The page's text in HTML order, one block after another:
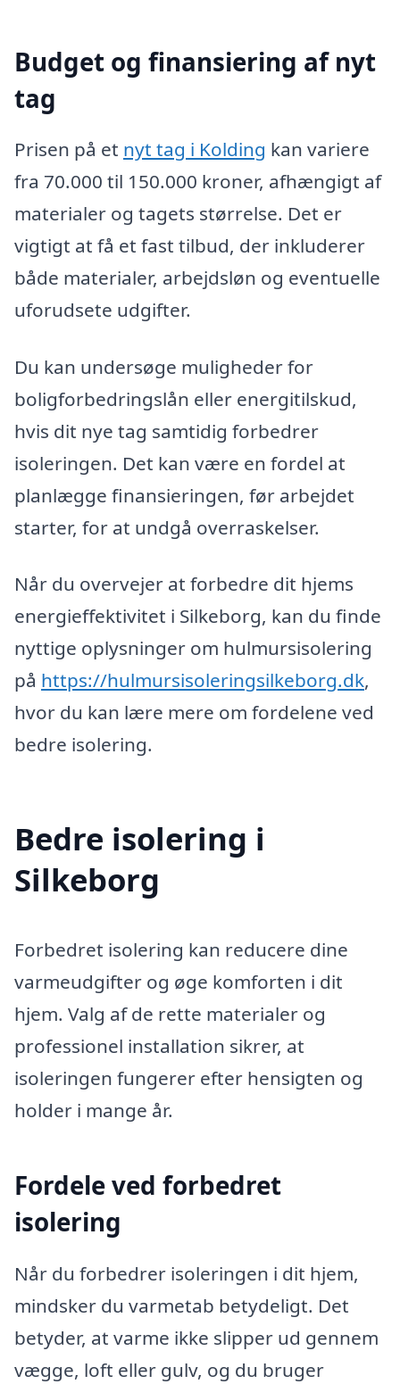
Budget og finansiering af nyt
tag
Prisen på et nyt tag i Kolding kan variere
fra 70.000 til 150.000 kroner, afhængigt af
materialer og tagets størrelse. Det er
vigtigt at få et fast tilbud, der inkluderer
både materialer, arbejdsløn og eventuelle
uforudsete udgifter.
Du kan undersøge muligheder for
boligforbedringslån eller energitilskud,
hvis dit nye tag samtidig forbedrer
isoleringen. Det kan være en fordel at
planlægge finansieringen, før arbejdet
starter, for at undgå overraskelser.
Når du overvejer at forbedre dit hjems
energieffektivitet i Silkeborg, kan du finde
nyttige oplysninger om hulmursisolering
på https://hulmursisoleringsilkeborg.dk,
hvor du kan lære mere om fordelene ved
bedre isolering.
Bedre isolering i
Silkeborg
Forbedret isolering kan reducere dine
varmeudgifter og øge komforten i dit
hjem. Valg af de rette materialer og
professionel installation sikrer, at
isoleringen fungerer efter hensigten og
holder i mange år.
Fordele ved forbedret
isolering
Når du forbedrer isoleringen i dit hjem,
mindsker du varmetab betydeligt. Det
betyder, at varme ikke slipper ud gennem
vægge, loft eller gulv, og du bruger